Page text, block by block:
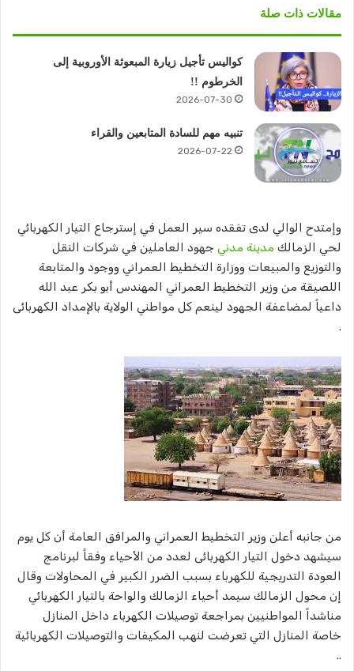
مقالات ذات صلة
كواليس تأجيل زيارة المبعوثة الأوروبية إلى
الخرطوم !!
2026-07-30
تنبيه مهم للسادة المتابعين والقراء
2026-07-22
وإمتدح الوالي لدى تفقده سير العمل في إسترجاع التيار الكهربائي
لحي الزمالك مدينة مدني جهود العاملين في شركات النقل
والتوزيع والمبيعات ووزارة التخطيط العمراني ووجود والمتابعة
اللصيقة من وزير التخطيط العمراني المهندس أبو بكر عبد الله
داعياً لمضاعفة الجهود لينعم كل مواطني الولاية بالإمداد الكهربائى
.
من جانبه أعلن وزير التخطيط العمراني والمرافق العامة أن كل يوم
سيشهد دخول التيار الكهربائى لعدد من الأحياء وفقاً لبرنامج
العودة التدريجية للكهرباء بسبب الضرر الكبير في المحاولات وقال
إن محول الزمالك سيمد أحياء الزمالك والواحة بالتيار الكهربائي
مناشداً المواطنيين بمراجعة توصيلات الكهرباء داخل المنازل
خاصة المنازل التي تعرضت لنهب المكيفات والتوصيلات الكهربائية
..